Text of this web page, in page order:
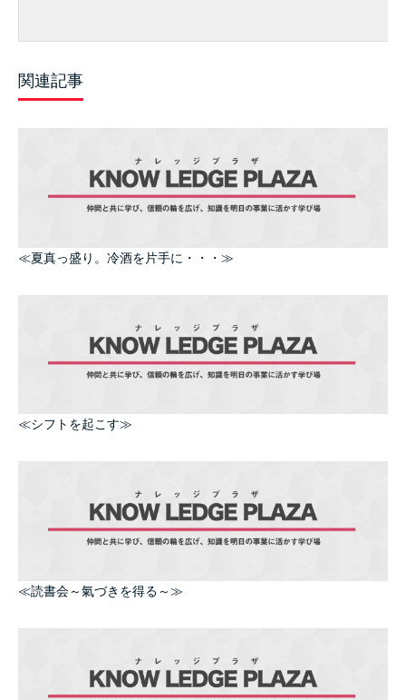
関連記事
≪夏真っ盛り。冷酒を片手に・・・≫
≪シフトを起こす≫
≪読書会～氣づきを得る～≫